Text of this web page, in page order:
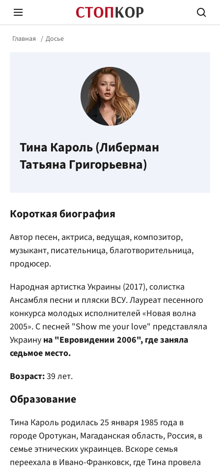
Стоп Политической Коррупции
Политика
Главная Досье
Тина Кароль (Либерман
Татьяна Григорьевна)
Короткая биография
Автор песен, актриса, ведущая, композитор,
музыкант, писательница, благотворительница,
продюсер.
Народная артистка Украины (2017), солистка
Ансамбля песни и пляски ВСУ. Лауреат песенного
конкурса молодых исполнителей «Новая волна
2005». С песней "Show me your love" представляла
Украину на "Евровидении 2006", где заняла
седьмое место.
Возраст:39 лет.
Образование
Тина Кароль родилась 25 января 1985 года в
городе Оротукан, Магаданская область, Россия, в
семье этнических украинцев. Вскоре семья
переехала в Ивано-Франковск, где Тина провела